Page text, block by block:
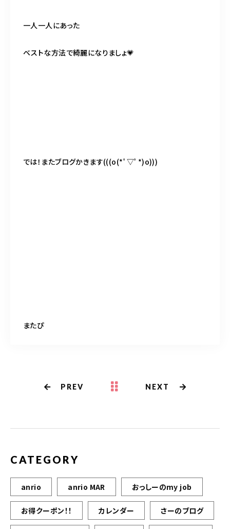
一人一人にあった
ベストな方法で綺麗になりましょ💗
では！またブログかきます(((o(*ﾟ▽ﾟ*)o)))
またぴ
PREV NEXT
CATEGORY
anrio anrio MAR おっしーのmy job
お得クーポン！！ カレンダー さーのブログ